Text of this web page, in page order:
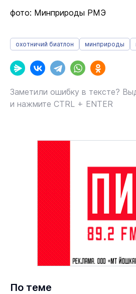
фото: Минприроды РМЭ
охотничий биатлон минприроды
Заметили ошибку в тексте?
и нажмите CTRL + ENTER
По теме